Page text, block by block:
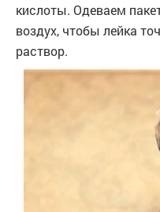
кислоты. Одеваем
воздух, чтобы лейка
раствор.